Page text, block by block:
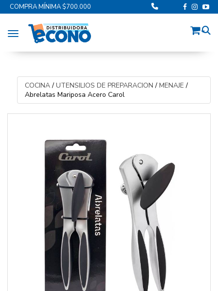
COMPRA MÍNIMA $700.000
Toggle navigation
COCINA/ UTENSILIOS DE PREPARACION / MENAJE /
Abrelatas Mariposa Acero Carol